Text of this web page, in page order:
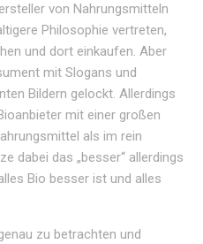
von Nahrungsmitteln
Philosophie vertreten,
und dort einkaufen. Aber
mit Slogans und
Bildern gelockt. Allerdings
mit einer großen
als im rein
dabei das „besser“ allerdings
Bio besser ist und alles
zu betrachten und